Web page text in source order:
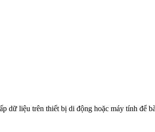
dữ liệu trên thiết bị di động hoặc máy tính để